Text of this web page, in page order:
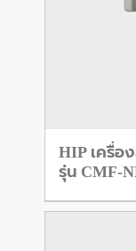
HIP เครื่อ
รุ่น CMF-